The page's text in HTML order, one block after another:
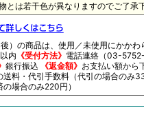
とは若干色が異なりますのでご了承
）の商品は、使用／未使用にかかわ
内 《受付方法》 電話連絡（03-
銀行振込 《返金額》 お支払い額から
料・代引手数料（代引の場合のみ
場合のみ220円）